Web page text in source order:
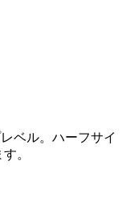
ベル。ハーフサイ
。